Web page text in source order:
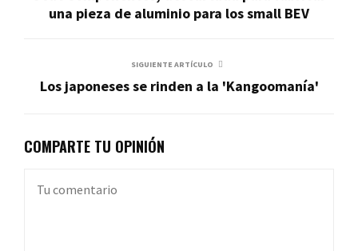
una pieza de aluminio para los small BEV
SIGUIENTE ARTÍCULO
Los japoneses se rinden a la 'Kangoomanía'
COMPARTE TU OPINIÓN